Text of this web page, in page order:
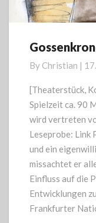
Gossenkrone
By Christian |
[Theaterstück,
Spielzeit ca. 90
wird vertreten
Leseprobe: Link
und ein
missachtet er
Einfluss auf die
Entwicklungen
Frankfurter